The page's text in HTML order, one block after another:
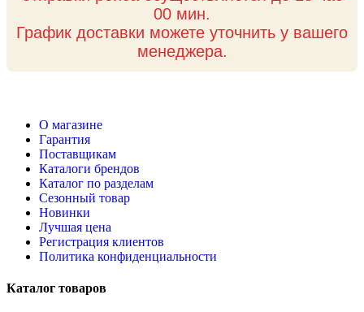
00 мин.
График доставки можете уточнить у вашего
менеджера.
О магазине
Гарантия
Поставщикам
Каталоги брендов
Каталог по разделам
Сезонный товар
Новинки
Лучшая цена
Регистрация клиентов
Политика конфиденциальности
Каталог товаров